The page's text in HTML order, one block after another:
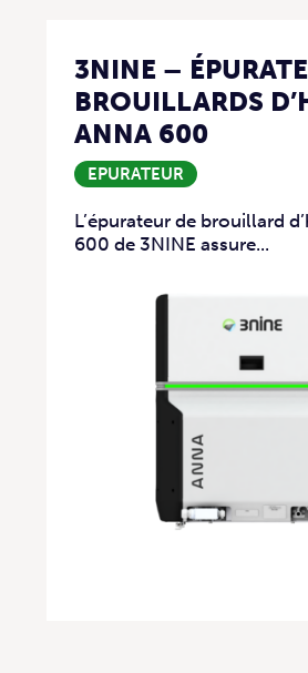
3NINE –
BROUILLARDS
ANNA 600
EPURATEUR
L’épurateur de brouillard
600 de 3NINE assure...